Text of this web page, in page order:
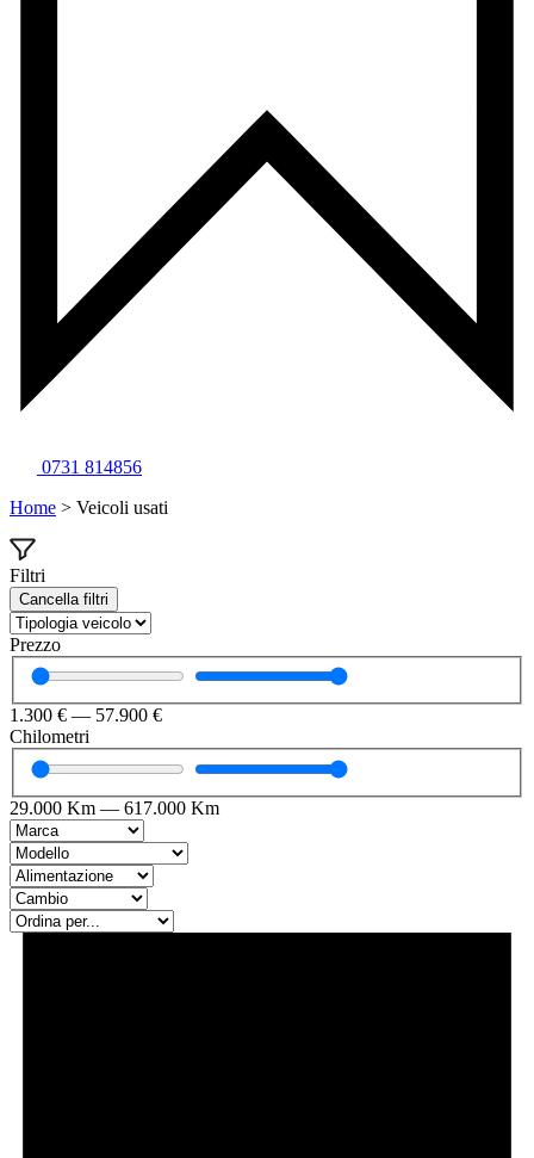
0731 814856
Home > Veicoli usati
Filtri
Cancella filtri
Prezzo
1.300 € — 57.900 €
Chilometri
29.000 Km — 617.000 Km